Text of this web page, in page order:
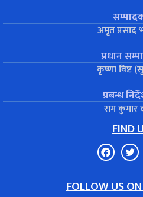
अमृत प्रसाद
प्रधान
कृष्णा विष्ट
प्रबन्ध
राम कुमार
FIND
FOLLOW US